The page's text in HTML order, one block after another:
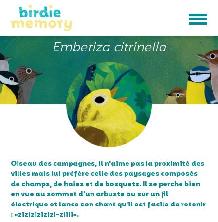
BRUANT JAUNE
Emberiza citrinella
Oiseau des campagnes, il n'aime pas la proximité des
villes mais lui préfère celle des paysages composés
de champs, de haies et de bosquets. Il se perche bien
en vue au sommet d'un arbuste ou sur un fil
électrique et lance son chant qu'il est facile de retenir
: «zizizizizizi-ziiii».